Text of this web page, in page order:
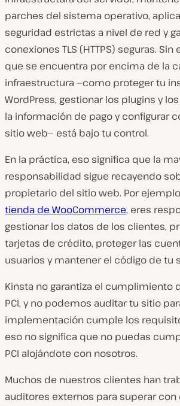
parches del sistema operativo,
seguridad estrictas a nivel de red y
conexiones TLS (HTTPS) seguras.
que se encuentra por encima de la
infraestructura —como proteger tu
WordPress, gestionar los plugins y
la información de pago y configurar
sitio web— está bajo tu control.
En la práctica, eso significa que la
responsabilidad sigue recayendo
propietario del sitio web. Por
tienda de WooCommerce, eres
gestionar los datos de los clientes,
tarjetas de crédito, proteger las
usuarios y mantener el código de tu
Kinsta no garantiza el cumplimiento
PCI, y no podemos auditar tu sitio
implementación cumple los
eso no significa que no puedas
PCI alojándote con nosotros.
Muchos de nuestros clientes han
auditores externos para superar con